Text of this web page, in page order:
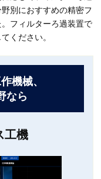
別におすすめの精密フ
フィルターろ過装置で
ください。
機械、
なら
工機